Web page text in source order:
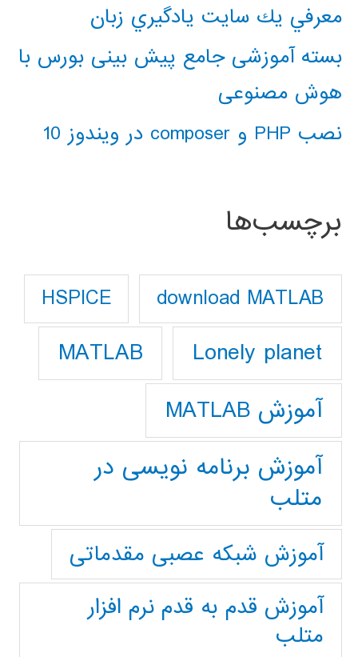
معرفي يك سايت يادگيري زبان
بسته آموزشی جامع پیش بینی بورس با
هوش مصنوعی
نصب PHP و composer در ویندوز 10
برچسب‌ها
download MATLAB
HSPICE
Lonely planet
MATLAB
آموزش MATLAB
آموزش برنامه نویسی در
متلب
آموزش شبکه عصبی مقدماتی
آموزش قدم به قدم نرم افزار
متلب